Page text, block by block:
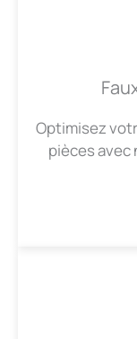
Optimisez
pièces avec